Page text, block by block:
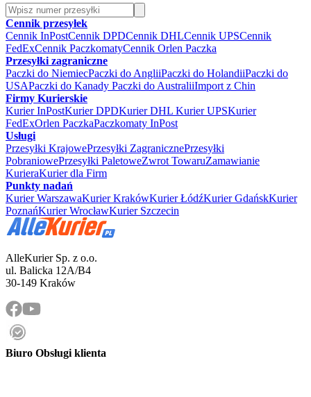
Cennik przesyłek
Cennik InPostCennik DPDCennik DHLCennik UPSCennik
FedExCennik PaczkomatyCennik Orlen Paczka
Przesyłki zagraniczne
Paczki do NiemiecPaczki do AngliiPaczki do HolandiiPaczki do
USAPaczki do Kanady Paczki do AustraliiImport z Chin
Firmy Kurierskie
Kurier InPostKurier DPDKurier DHL Kurier UPSKurier
FedExOrlen PaczkaPaczkomaty InPost
Usługi
Przesyłki KrajowePrzesyłki ZagranicznePrzesyłki
PobraniowePrzesyłki PaletoweZwrot TowaruZamawianie
KurieraKurier dla Firm
Punkty nadań
Kurier WarszawaKurier KrakówKurier ŁódźKurier GdańskKurier
PoznańKurier WrocławKurier Szczecin
AlleKurier Sp. z o.o.
ul. Balicka 12A/B4
30-149 Kraków
Biuro Obsługi klienta